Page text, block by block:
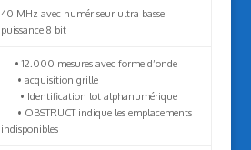
40 MHz avec numériseur ultra basse
puissance 8 bit
• 12.000 mesures avec forme d’onde
• acquisition grille
• Identification lot alphanumérique
• OBSTRUCT indique les emplacements
indisponibles